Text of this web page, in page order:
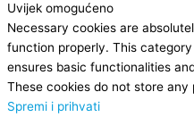
Uvijek omogućeno
Necessary cookies are
function properly. This
ensures basic functionalities
These cookies do not store any
Spremi i prihvati